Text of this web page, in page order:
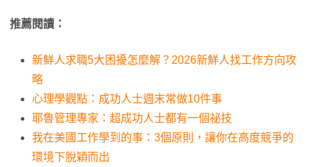
推薦閱讀：
新鮮人求職5大困擾怎麼解？2026新鮮人找工作方向攻
略
心理學觀點：成功人士週末常做10件事
耶魯管理專家：超成功人士都有一個祕技
我在美國工作學到的事：3個原則，讓你在高度競爭的
環境下脫穎而出